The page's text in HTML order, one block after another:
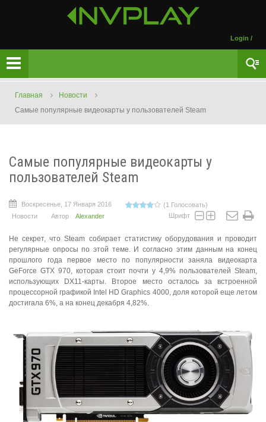
Login /
Главная
Новости
Самые популярные видеокарты у пользователей Steam
Самые популярные видеокарты у
пользователей Steam
Воскресенье, 17 Января 2016
(1 Голосовать)
Новости
Автор Alexander Шрифт
Не секрет, что Steam собирает статистику оборудования и проводит
регулярные опросы по этой теме. И согласно этим данным на конец
прошлого года первое место по популярности заняла видеокарта
GeForce GTX 970, которая стоит почти у 4,9% пользователей Steam,
использующих DX11-карты. Второе место осталось за встроенной
процессорной графикой Intel HD Graphics 4000, доля которой еще летом
достигала 6%, а на конец декабря 4,82%.